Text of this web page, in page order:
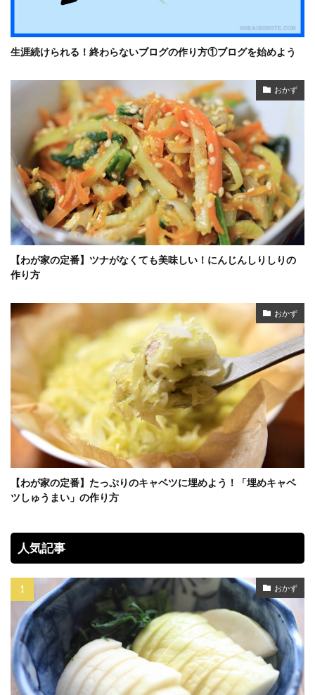
生涯続けられる！終わらないブログの作り方①ブログを始めよう
おかず
【わが家の定番】ツナがなくても美味しい！にんじんしりしりの
作り方
おかず
【わが家の定番】たっぷりのキャベツに埋めよう！「埋めキャベ
ツしゅうまい」の作り方
人気記事
おかず